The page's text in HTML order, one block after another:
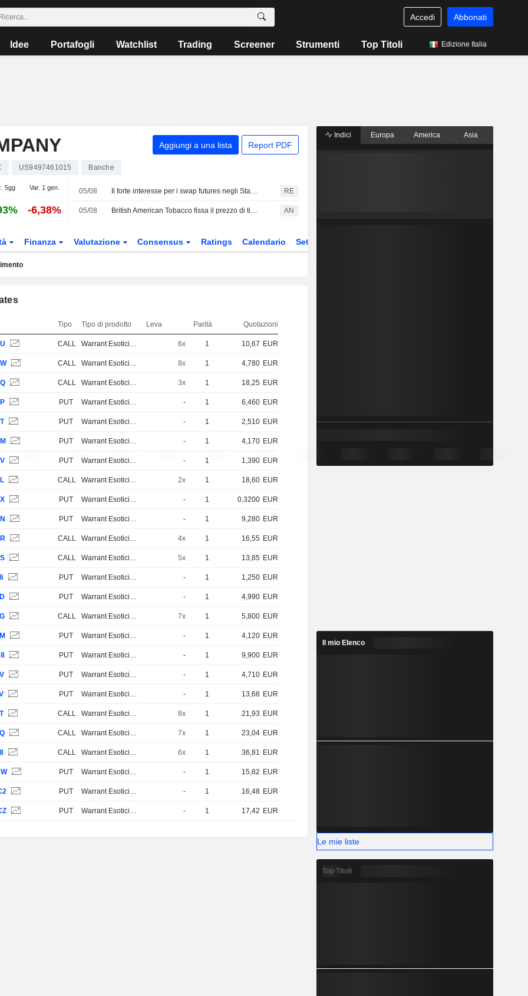
Accedi Abbonati
Idee Portafogli Watchlist Trading Screener Strumenti Top Titoli Edizione Italia
Aggiungi a una lista Report PDF
US9497461015 Banche
5gg Var. 1 gen.
-6,38%
05/08 Il forte interesse per i swap futures negli Stati Uniti segnala timori di tassi elevati più a lungo RE
05/08 British American Tobacco fissa il prezzo di titoli di debito per 1,5 miliardi di USD AN
Finanza Valutazione Consensus Ratings Calendario Settore
Tipo Tipo di prodotto Leva Parità Quotazioni
CALL Warrant Esotici e Strutturati 6x 1 10,67 EUR
CALL Warrant Esotici e Strutturati 8x 1 4,780 EUR
CALL Warrant Esotici e Strutturati 3x 1 18,25 EUR
PUT Warrant Esotici e Strutturati - 1 6,460 EUR
PUT Warrant Esotici e Strutturati - 1 2,510 EUR
PUT Warrant Esotici e Strutturati - 1 4,170 EUR
PUT Warrant Esotici e Strutturati - 1 1,390 EUR
CALL Warrant Esotici e Strutturati 2x 1 18,60 EUR
PUT Warrant Esotici e Strutturati - 1 0,3200 EUR
PUT Warrant Esotici e Strutturati - 1 9,280 EUR
CALL Warrant Esotici e Strutturati 4x 1 16,55 EUR
CALL Warrant Esotici e Strutturati 5x 1 13,85 EUR
PUT Warrant Esotici e Strutturati - 1 1,250 EUR
PUT Warrant Esotici e Strutturati - 1 4,990 EUR
CALL Warrant Esotici e Strutturati 7x 1 5,800 EUR
PUT Warrant Esotici e Strutturati - 1 4,120 EUR
PUT Warrant Esotici e Strutturati - 1 9,900 EUR
PUT Warrant Esotici e Strutturati - 1 4,710 EUR
PUT Warrant Esotici e Strutturati - 1 13,68 EUR
CALL Warrant Esotici e Strutturati 8x 1 21,93 EUR
CALL Warrant Esotici e Strutturati 7x 1 23,04 EUR
CALL Warrant Esotici e Strutturati 6x 1 36,81 EUR
PUT Warrant Esotici e Strutturati - 1 15,82 EUR
PUT Warrant Esotici e Strutturati - 1 16,48 EUR
PUT Warrant Esotici e Strutturati - 1 17,42 EUR
Indici Europa America Asia
Il mio Elenco
Le mie liste
Top Titoli